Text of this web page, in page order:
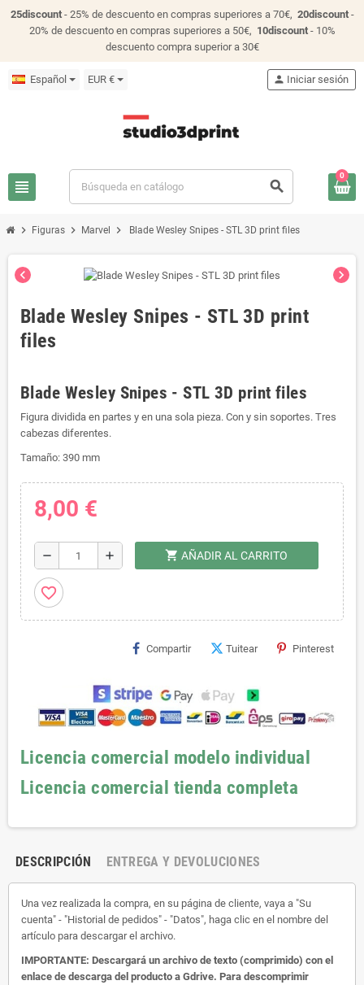
25discount- 25% de descuento en compras superiores a 70€, 20discount-
20% de descuento en compras superiores a 50€, 10discount- 10%
descuento compra superior a 30€
Español EUR €
view_headline search
person Iniciar sesión
0
chevron_right Figuras chevron_right Marvel chevron_right Blade Wesley Snipes - STL 3D print files
chevron_left chevron_right
Blade Wesley Snipes - STL 3D print
files
Blade Wesley Snipes - STL 3D print files
Figura dividida en partes y en una sola pieza. Con y sin soportes. Tres
cabezas diferentes.
Tamaño: 390 mm
8,00 €
remove add shopping_cart AÑADIR AL CARRITO
favorite_border
Compartir Tuitear Pinterest
Licencia comercial modelo individual
Licencia comercial tienda completa
DESCRIPCIÓN ENTREGA Y DEVOLUCIONES
Una vez realizada la compra, en su página de cliente, vaya a "Su
cuenta" - "Historial de pedidos" - "Datos", haga clic en el nombre del
artículo para descargar el archivo.
IMPORTANTE: Descargará un archivo de texto (comprimido) con el
enlace de descarga del producto a Gdrive. Para descomprimir